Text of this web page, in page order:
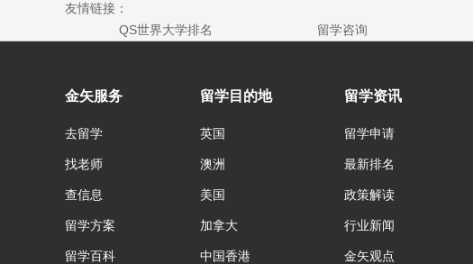
友情链接：
QS世界大学排名
留学咨询
金矢服务
去留学
找老师
查信息
留学方案
留学百科
留学目的地
英国
澳洲
美国
加拿大
中国香港
留学资讯
留学申请
最新排名
政策解读
行业新闻
金矢观点